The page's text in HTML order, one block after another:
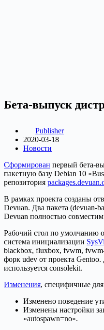
Бета-выпуск
Publisher
2020-03-18
Новости
Сформирован первый бета-
пакетную базу Debian 10
репозитория
В рамках проекта созданы
Devuan. Два пакета (devuan-
Devuan полностью
Рабочий стол по умолчанию
система инициализации
blackbox, fluxbox, fvwm, fvwm-
форк udev от проекта
используется consolekit.
Изменения, специфичные
Изменено поведение
Изменены настройки
«autospawn=no».